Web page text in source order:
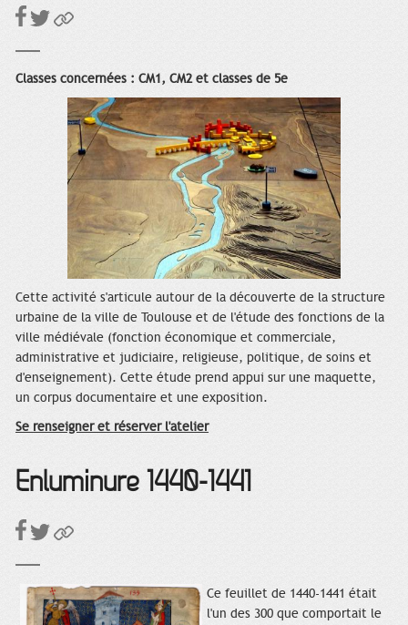
Classes concernées : CM1, CM2 et classes de 5e
Cette activité s'articule autour de la découverte de la structure
urbaine de la ville de Toulouse et de l'étude des fonctions de la
ville médiévale (fonction économique et commerciale,
administrative et judiciaire, religieuse, politique, de soins et
d'enseignement). Cette étude prend appui sur une maquette,
un corpus documentaire et une exposition.
Se renseigner et réserver l'atelier
Enluminure 1440-1441
Ce feuillet de 1440-1441 était
l'un des 300 que comportait le